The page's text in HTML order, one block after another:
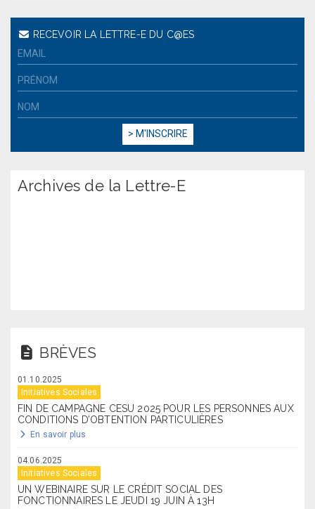
RECEVOIR LA LETTRE-E DU C@ES
Archives de la Lettre-E
BRÈVES
01.10.2025
Initiatives Sociales
FIN DE CAMPAGNE CESU 2025 POUR LES PERSONNES AUX
CONDITIONS D’OBTENTION PARTICULIÈRES
En savoir plus
04.06.2025
Initiatives Sociales
UN WEBINAIRE SUR LE CRÉDIT SOCIAL DES
FONCTIONNAIRES LE JEUDI 19 JUIN À 13H